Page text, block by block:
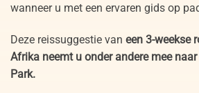
wanneer u met een ervaren gids op
Deze reissuggestie van een 3-weekse
Afrika neemt u onder andere mee
Park.